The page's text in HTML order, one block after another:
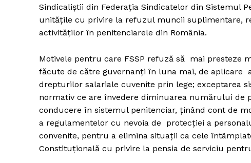
Sindicaliștii din Federația Sindicatelor din Sistemul
unitățile cu privire la refuzul muncii suplimentare,
activităților în penitenciarele din România.
Motivele pentru care FSSP refuză să mai presteze
făcute de către guvernanți în luna mai, de aplicare
drepturilor salariale cuvenite prin lege; exceptarea
normativ ce are învedere diminuarea numărului
conducere în sistemul penitenciar, ținând cont de
a regulamentelor cu nevoia de protecției a
convenite, pentru a elimina situații ca cele
Constituțională cu privire la pensia de serviciu